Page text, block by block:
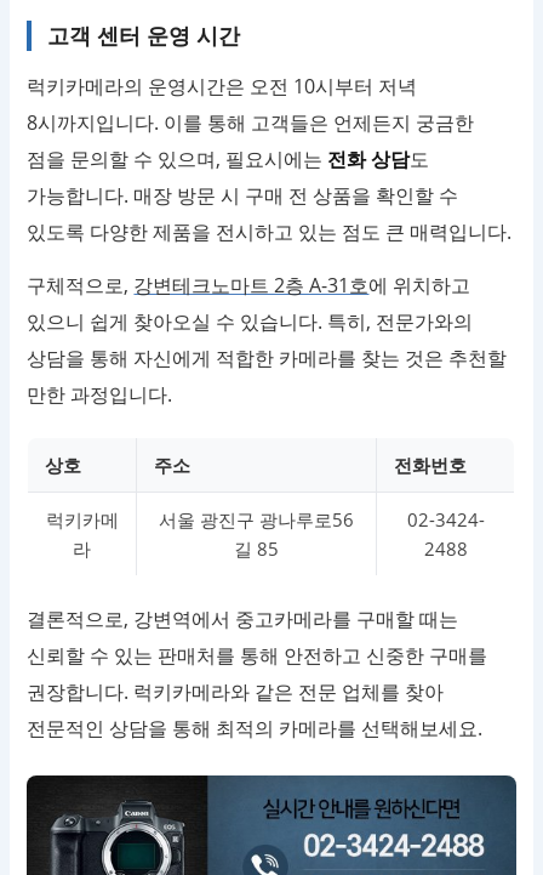
고객 센터 운영 시간
럭키카메라의 운영시간은 오전 10시부터 저녁
8시까지입니다. 이를 통해 고객들은 언제든지 궁금한
점을 문의할 수 있으며, 필요시에는 전화 상담도
가능합니다. 매장 방문 시 구매 전 상품을 확인할 수
있도록 다양한 제품을 전시하고 있는 점도 큰 매력입니다.
구체적으로, 강변테크노마트 2층 A-31호에 위치하고
있으니 쉽게 찾아오실 수 있습니다. 특히, 전문가와의
상담을 통해 자신에게 적합한 카메라를 찾는 것은 추천할
만한 과정입니다.
상호 주소 전화번호
럭키카메
라
서울 광진구 광나루로56
길 85
02-3424-
2488
결론적으로, 강변역에서 중고카메라를 구매할 때는
신뢰할 수 있는 판매처를 통해 안전하고 신중한 구매를
권장합니다. 럭키카메라와 같은 전문 업체를 찾아
전문적인 상담을 통해 최적의 카메라를 선택해보세요.